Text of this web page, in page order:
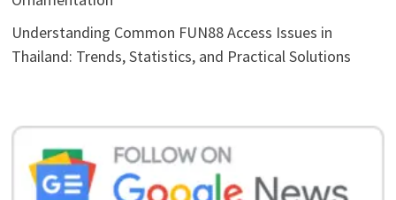
Understanding Common FUN88 Access Issues in
Thailand: Trends, Statistics, and Practical Solutions